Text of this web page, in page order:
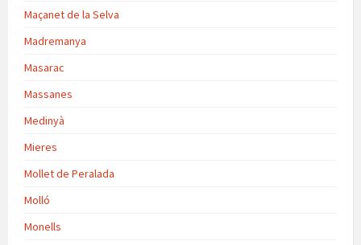
Maçanet de la Selva
Madremanya
Masarac
Massanes
Medinyà
Mieres
Mollet de Peralada
Molló
Monells